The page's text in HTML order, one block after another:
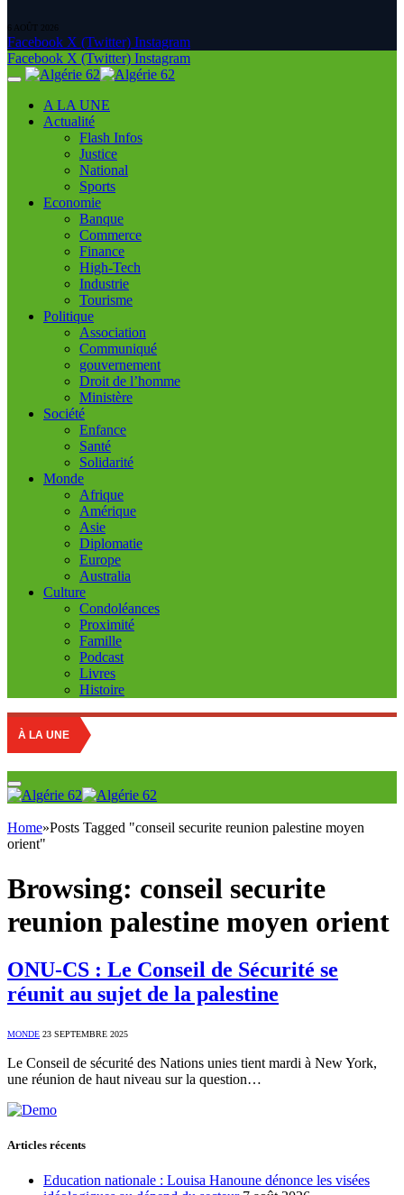
6 AOÛT 2026
Facebook X (Twitter) Instagram
Facebook X (Twitter) Instagram
A LA UNE
Actualité
Flash Infos
Justice
National
Sports
Economie
Banque
Commerce
Finance
High-Tech
Industrie
Tourisme
Politique
Association
Communiqué
gouvernement
Droit de l’homme
Ministère
Société
Enfance
Santé
Solidarité
Monde
Afrique
Amérique
Asie
Diplomatie
Europe
Australia
Culture
Condoléances
Proximité
Famille
Podcast
Livres
Histoire
À LA UNE
Home»Posts Tagged "conseil securite reunion palestine moyen
orient"
Browsing: conseil securite
reunion palestine moyen orient
ONU-CS : Le Conseil de Sécurité se
réunit au sujet de la palestine
MONDE 23 SEPTEMBRE 2025
Le Conseil de sécurité des Nations unies tient mardi à New York,
une réunion de haut niveau sur la question…
Articles récents
Education nationale : Louisa Hanoune dénonce les visées